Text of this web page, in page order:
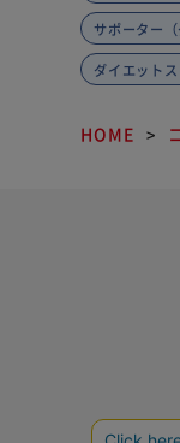
サポーター
ダイエット
HOME